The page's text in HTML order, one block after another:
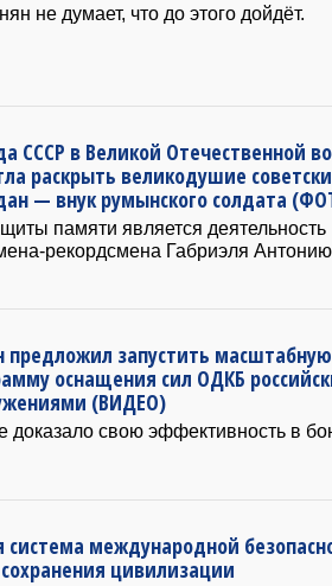
не думает, что до этого дойдёт.
СССР в Великой Отечественной
раскрыть великодушие
— внук румынского солдата
памяти является деятельность
рекордсмена Габриэля Антонию
предложил запустить масштабную
оснащения сил ОДКБ
(ВИДЕО)
доказало свою эффективность в
система международной
цивилизации